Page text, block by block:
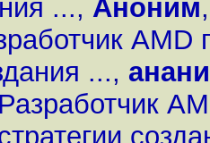
..., Аноним
AMD
...,
Разработчик